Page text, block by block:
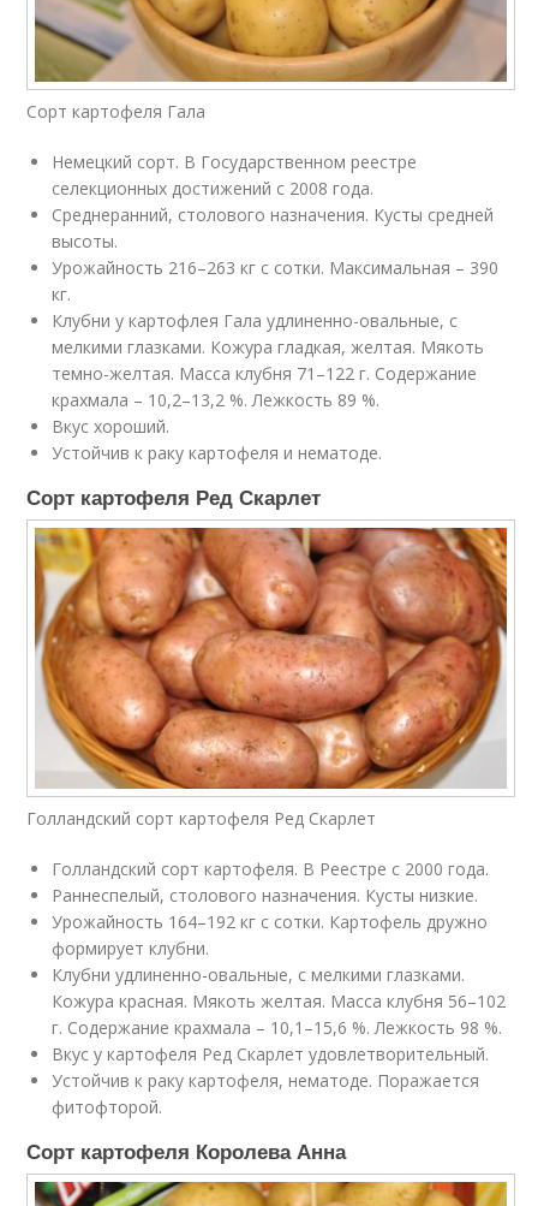
Сорт картофеля Гала
Немецкий сорт. В Государственном реестре
селекционных достижений с 2008 года.
Среднеранний, столового назначения. Кусты средней
высоты.
Урожайность 216–263 кг с сотки. Максимальная – 390
кг.
Клубни у картофлея Гала удлиненно-овальные, с
мелкими глазками. Кожура гладкая, желтая. Мякоть
темно-желтая. Масса клубня 71–122 г. Содержание
крахмала – 10,2–13,2 %. Лежкость 89 %.
Вкус хороший.
Устойчив к раку картофеля и нематоде.
Сорт картофеля Ред Скарлет
Голландский сорт картофеля Ред Скарлет
Голландский сорт картофеля. В Реестре с 2000 года.
Раннеспелый, столового назначения. Кусты низкие.
Урожайность 164–192 кг с сотки. Картофель дружно
формирует клубни.
Клубни удлиненно-овальные, с мелкими глазками.
Кожура красная. Мякоть желтая. Масса клубня 56–102
г. Содержание крахмала – 10,1–15,6 %. Лежкость 98 %.
Вкус у картофеля Ред Скарлет удовлетворительный.
Устойчив к раку картофеля, нематоде. Поражается
фитофторой.
Сорт картофеля Королева Анна